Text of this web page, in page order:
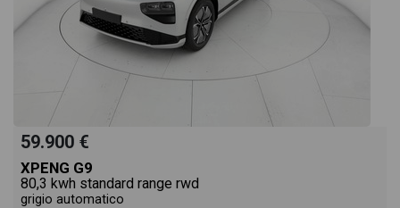
59.900 €
XPENG G9
80,3 kwh standard range rwd
grigio automatico